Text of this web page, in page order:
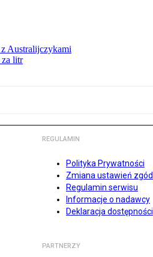
Australijczykami
za litr
REGULAMIN
Polityka Prywatności
Zmiana ustawień zgód
Regulamin serwisu
Informacje o nadawcy
Deklaracja dostępności
PARTNERZY